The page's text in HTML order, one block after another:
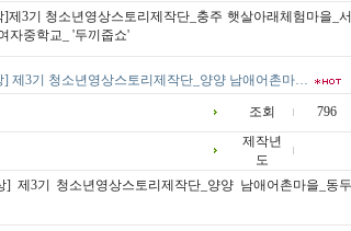
]제3기 청소년영상스토리제작단_충주 햇살아래체험마을_
자중학교_ '두끼줍쇼'
] 제3기 청소년영상스토리제작단_양양 남애어촌마…
조회 796
제작년
도
] 제3기 청소년영상스토리제작단_양양 남애어촌마을_동